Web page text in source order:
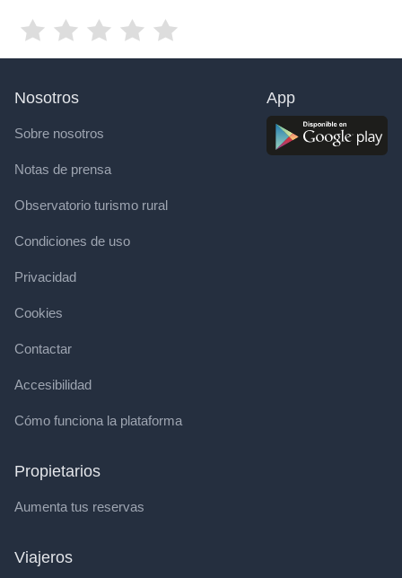
Nosotros
Sobre nosotros
Notas de prensa
Observatorio turismo rural
Condiciones de uso
Privacidad
Cookies
Contactar
Accesibilidad
Cómo funciona la plataforma
Propietarios
Aumenta tus reservas
Viajeros
App